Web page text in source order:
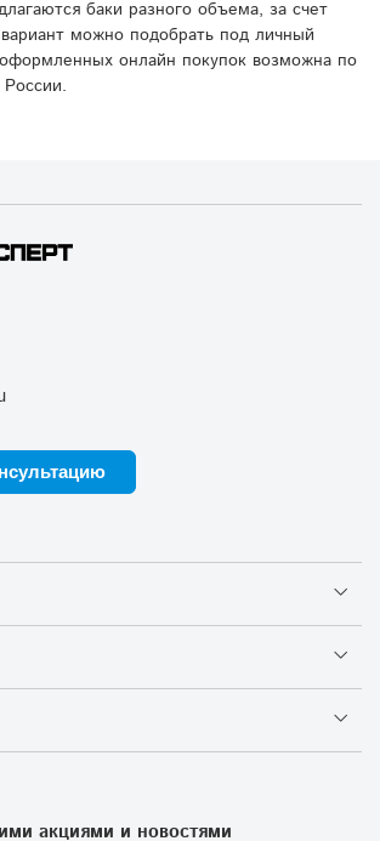
баки разного объема, за счет
можно подобрать под личный
онлайн покупок возможна по
акциями и новостями